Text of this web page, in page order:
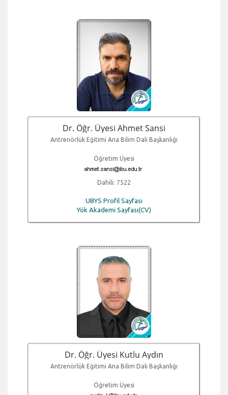
Dr. Öğr. Üyesi Ahmet Sansi
Antrenörlük Eğitimi Ana Bilim Dalı Başkanlığı
Öğretim Üyesi
Dahili: 7522
UBYS Profil Sayfası
Yök Akademi Sayfası(CV)
Dr. Öğr. Üyesi Kutlu Aydın
Antrenörlük Eğitimi Ana Bilim Dalı Başkanlığı
Öğretim Üyesi